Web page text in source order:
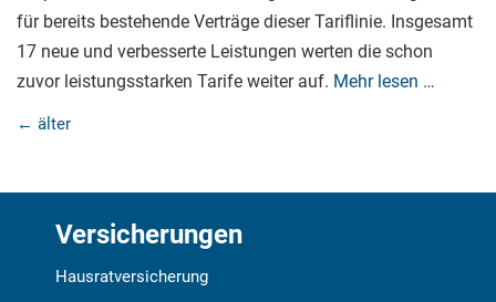
für bereits bestehende Verträge dieser Tariflinie. Insgesamt
17 neue und verbesserte Leistungen werten die schon
zuvor leistungsstarken Tarife weiter auf. Mehr lesen …
← älter
Versicherungen
Hausratversicherung